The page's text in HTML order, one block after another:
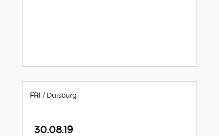
FRI Duisburg
30.08.19